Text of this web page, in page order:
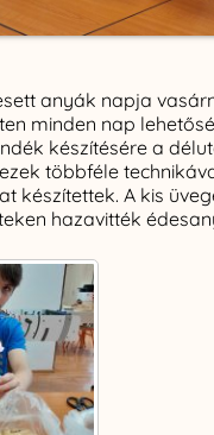
anyák napja
minden nap
készítésére a
többféle
készítettek. A kis
hazavitték